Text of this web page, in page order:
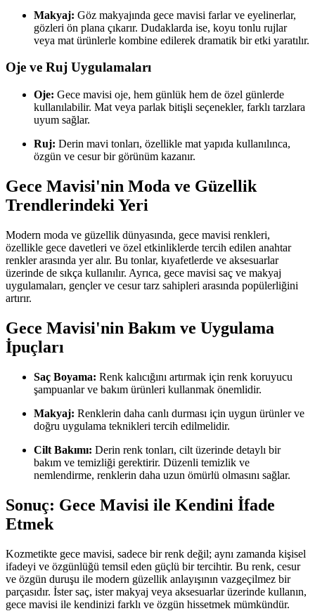
Makyaj: Göz makyajında gece mavisi farlar ve eyelinerlar,
gözleri ön plana çıkarır. Dudaklarda ise, koyu tonlu rujlar
veya mat ürünlerle kombine edilerek dramatik bir etki yaratılır.
Oje ve Ruj Uygulamaları
Oje: Gece mavisi oje, hem günlük hem de özel günlerde
kullanılabilir. Mat veya parlak bitişli seçenekler, farklı tarzlara
uyum sağlar.
Ruj: Derin mavi tonları, özellikle mat yapıda kullanılınca,
özgün ve cesur bir görünüm kazanır.
Gece Mavisi'nin Moda ve Güzellik
Trendlerindeki Yeri
Modern moda ve güzellik dünyasında, gece mavisi renkleri,
özellikle gece davetleri ve özel etkinliklerde tercih edilen anahtar
renkler arasında yer alır. Bu tonlar, kıyafetlerde ve aksesuarlar
üzerinde de sıkça kullanılır. Ayrıca, gece mavisi saç ve makyaj
uygulamaları, gençler ve cesur tarz sahipleri arasında popülerliğini
artırır.
Gece Mavisi'nin Bakım ve Uygulama
İpuçları
Saç Boyama: Renk kalıcığını artırmak için renk koruyucu
şampuanlar ve bakım ürünleri kullanmak önemlidir.
Makyaj: Renklerin daha canlı durması için uygun ürünler ve
doğru uygulama teknikleri tercih edilmelidir.
Cilt Bakımı: Derin renk tonları, cilt üzerinde detaylı bir
bakım ve temizliği gerektirir. Düzenli temizlik ve
nemlendirme, renklerin daha uzun ömürlü olmasını sağlar.
Sonuç: Gece Mavisi ile Kendini İfade
Etmek
Kozmetikte gece mavisi, sadece bir renk değil; aynı zamanda kişisel
ifadeyi ve özgünlüğü temsil eden güçlü bir tercihtir. Bu renk, cesur
ve özgün duruşu ile modern güzellik anlayışının vazgeçilmez bir
parçasıdır. İster saç, ister makyaj veya aksesuarlar üzerinde kullanın,
gece mavisi ile kendinizi farklı ve özgün hissetmek mümkündür.